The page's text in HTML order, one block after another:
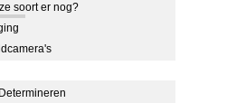
soort er nog?